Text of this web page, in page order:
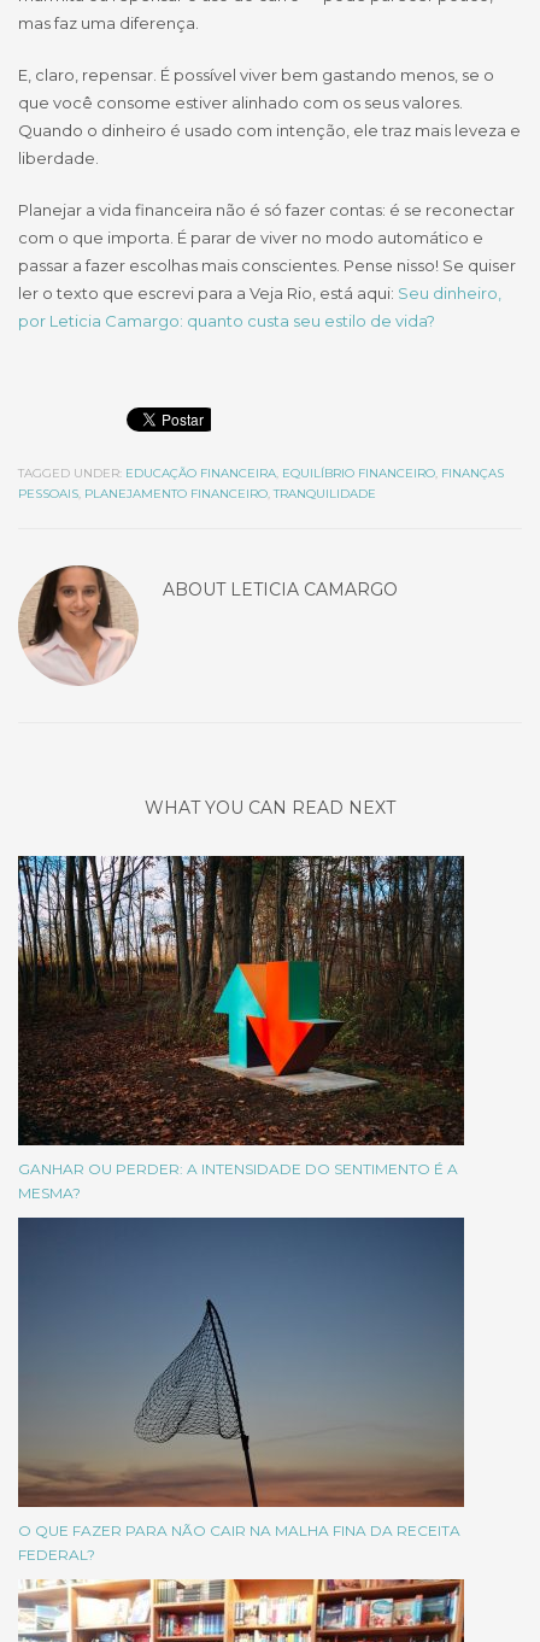
mas faz uma diferença.
E, claro, repensar. É possível viver bem gastando menos, se o
que você consome estiver alinhado com os seus valores.
Quando o dinheiro é usado com intenção, ele traz mais leveza e
liberdade.
Planejar a vida financeira não é só fazer contas: é se reconectar
com o que importa. É parar de viver no modo automático e
passar a fazer escolhas mais conscientes. Pense nisso! Se quiser
ler o texto que escrevi para a Veja Rio, está aqui: Seu dinheiro,
por Leticia Camargo: quanto custa seu estilo de vida?
TAGGED UNDER: EDUCAÇÃO FINANCEIRA, EQUILÍBRIO FINANCEIRO, FINANÇAS
PESSOAIS, PLANEJAMENTO FINANCEIRO,TRANQUILIDADE
ABOUT LETICIA CAMARGO
WHAT YOU CAN READ NEXT
GANHAR OU PERDER: A INTENSIDADE DO SENTIMENTO É A
MESMA?
O QUE FAZER PARA NÃO CAIR NA MALHA FINA DA RECEITA
FEDERAL?